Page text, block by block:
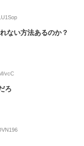
ない方法あるのか？
vcC
ろ